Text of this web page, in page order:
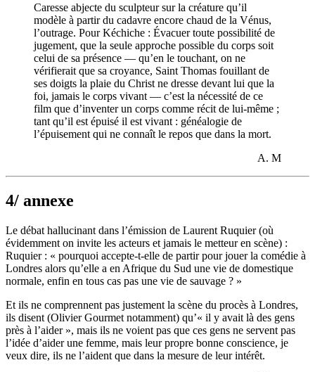
Caresse abjecte du sculpteur sur la créature qu’il
modèle à partir du cadavre encore chaud de la Vénus,
l’outrage. Pour Kéchiche : Évacuer toute possibilité de
jugement, que la seule approche possible du corps soit
celui de sa présence — qu’en le touchant, on ne
vérifierait que sa croyance, Saint Thomas fouillant de
ses doigts la plaie du Christ ne dresse devant lui que la
foi, jamais le corps vivant — c’est la nécessité de ce
film que d’inventer un corps comme récit de lui-même ;
tant qu’il est épuisé il est vivant : généalogie de
l’épuisement qui ne connaît le repos que dans la mort.
A. M
4/ annexe
Le débat hallucinant dans l’émission de Laurent Ruquier (où
évidemment on invite les acteurs et jamais le metteur en scène) :
Ruquier : « pourquoi accepte-t-elle de partir pour jouer la comédie à
Londres alors qu’elle a en Afrique du Sud une vie de domestique
normale, enfin en tous cas pas une vie de sauvage ? »
Et ils ne comprennent pas justement la scène du procès à Londres,
ils disent (Olivier Gourmet notamment) qu’« il y avait là des gens
près à l’aider », mais ils ne voient pas que ces gens ne servent pas
l’idée d’aider une femme, mais leur propre bonne conscience, je
veux dire, ils ne l’aident que dans la mesure de leur intérêt.